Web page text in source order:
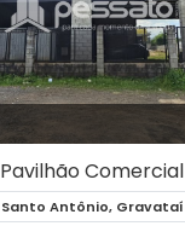
Pavilhão Comercial
Santo Antônio, Gravataí